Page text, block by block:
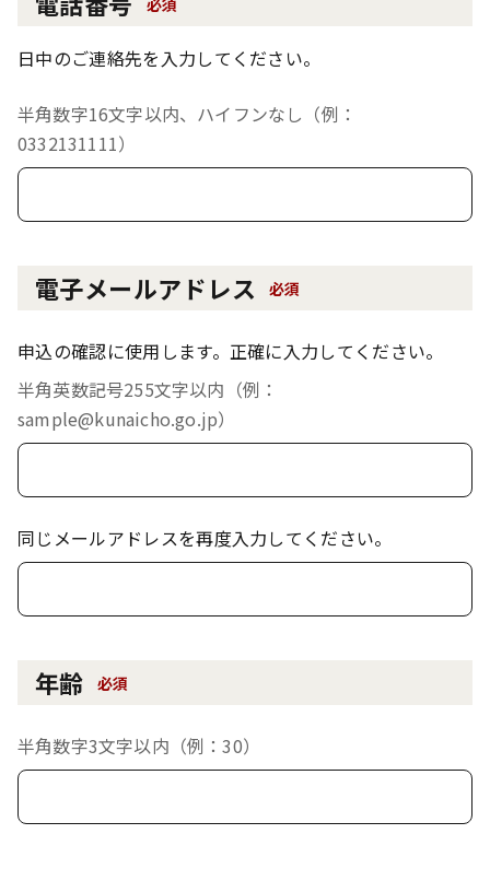
必須
日中のご連絡先を入力してください。
半角数字16文字以内、ハイフンなし（例：
0332131111）
電子メールアドレス 必須
申込の確認に使用します。正確に入力してください。
半角英数記号255文字以内（例：
sample@kunaicho.go.jp）
同じメールアドレスを再度入力してください。
年齢 必須
半角数字3文字以内（例：30）